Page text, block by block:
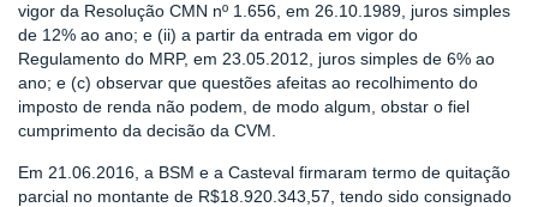
vigor da Resolução CMN nº 1.656, em 26.10.1989, juros simples
de 12% ao ano; e (ii) a partir da entrada em vigor do
Regulamento do MRP, em 23.05.2012, juros simples de 6% ao
ano; e (c) observar que questões afeitas ao recolhimento do
imposto de renda não podem, de modo algum, obstar o fiel
cumprimento da decisão da CVM.
Em 21.06.2016, a BSM e a Casteval firmaram termo de quitação
parcial no montante de R$18.920.343,57, tendo sido consignado